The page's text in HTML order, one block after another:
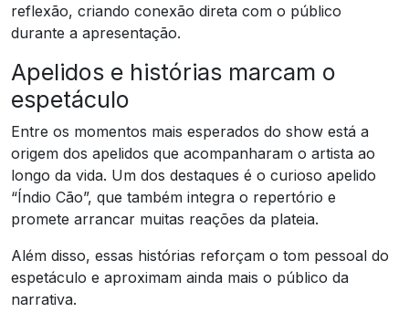
reflexão, criando conexão direta com o público
durante a apresentação.
Apelidos e histórias marcam o
espetáculo
Entre os momentos mais esperados do show está a
origem dos apelidos que acompanharam o artista ao
longo da vida. Um dos destaques é o curioso apelido
“Índio Cão”, que também integra o repertório e
promete arrancar muitas reações da plateia.
Além disso, essas histórias reforçam o tom pessoal do
espetáculo e aproximam ainda mais o público da
narrativa.